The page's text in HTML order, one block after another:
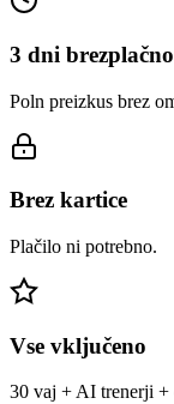
3 dni brezplačno
Poln preizkus brez
Brez kartice
Plačilo ni potrebno.
Vse vključeno
30 vaj + AI trenerji +